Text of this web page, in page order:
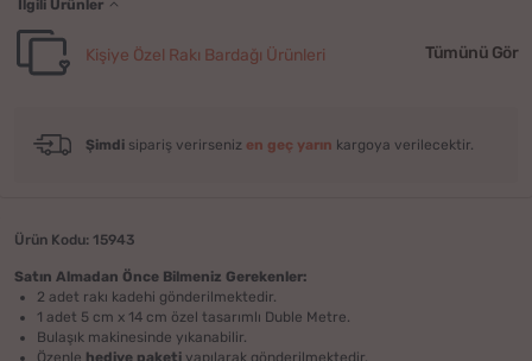
İlgili Ürünler
Kişiye Özel Rakı Bardağı Ürünleri Tümünü Gör
Şimdi sipariş verirseniz en geç yarın kargoya verilecektir.
Ürün Kodu: 15943
Satın Almadan Önce Bilmeniz Gerekenler:
2 adet rakı kadehi gönderilmektedir.
1 adet 5 cm x 14 cm özel tasarımlı Duble Metre.
Bulaşık makinesinde yıkanabilir.
Özenle hediye paketi yapılarak gönderilmektedir.